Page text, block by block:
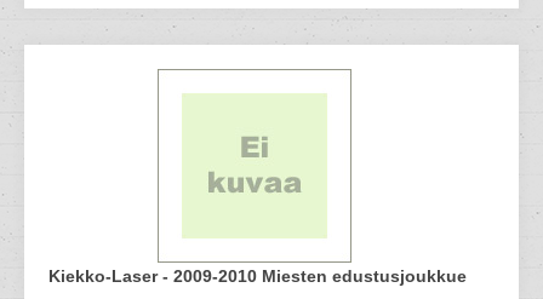
Kiekko-Laser - 2009-2010 Miesten edustusjoukkue